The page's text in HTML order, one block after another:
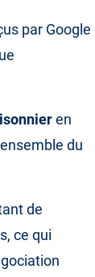
par Google
en
du
de
ce qui